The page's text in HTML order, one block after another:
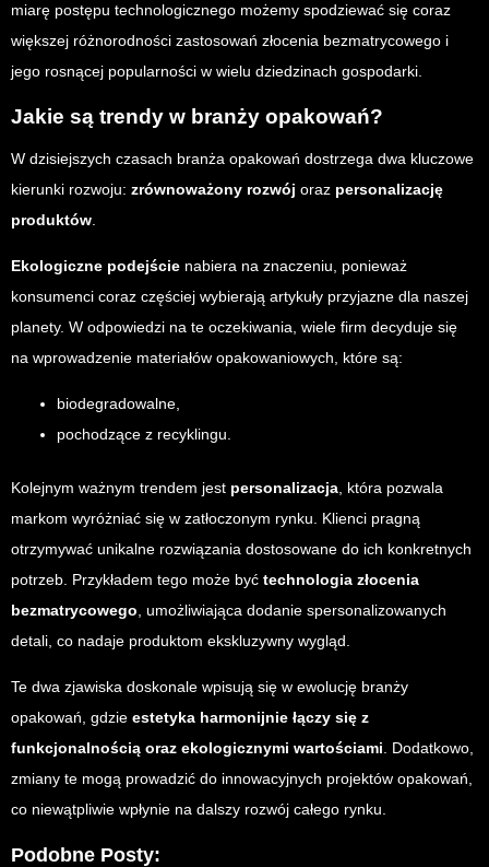
miarę postępu technologicznego możemy spodziewać się coraz
większej różnorodności zastosowań złocenia bezmatrycowego i
jego rosnącej popularności w wielu dziedzinach gospodarki.
Jakie są trendy w branży opakowań?
W dzisiejszych czasach branża opakowań dostrzega dwa kluczowe
kierunki rozwoju: zrównoważony rozwój oraz personalizację
produktów
Ekologiczne podejście nabiera na znaczeniu, ponieważ
konsumenci coraz częściej wybierają artykuły przyjazne dla naszej
planety. W odpowiedzi na te oczekiwania, wiele firm decyduje się
na wprowadzenie materiałów opakowaniowych, które są:
biodegradowalne,
pochodzące z recyklingu.
Kolejnym ważnym trendem jest personalizacja , która pozwala
markom wyróżniać się w zatłoczonym rynku. Klienci pragną
otrzymywać unikalne rozwiązania dostosowane do ich konkretnych
potrzeb. Przykładem tego może być technologia złocenia
bezmatrycowego , umożliwiająca dodanie spersonalizowanych
detali, co nadaje produktom ekskluzywny wygląd.
Te dwa zjawiska doskonale wpisują się w ewolucję branży
opakowań, gdzie estetyka harmonijnie łączy się z
funkcjonalnością oraz ekologicznymi wartościami . Dodatkowo,
zmiany te mogą prowadzić do innowacyjnych projektów opakowań,
co niewątpliwie wpłynie na dalszy rozwój całego rynku.
Podobne Posty: